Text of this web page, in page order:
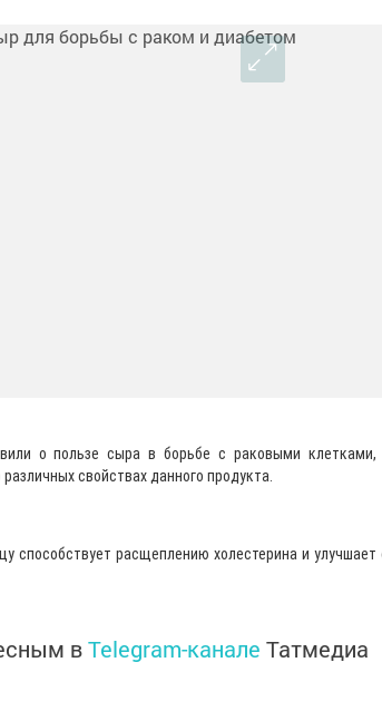
о пользе сыра в борьбе с раковыми
свойствах данного продукта.
расщеплению холестерина и улучшает
вTelegram-канале Татмедиа